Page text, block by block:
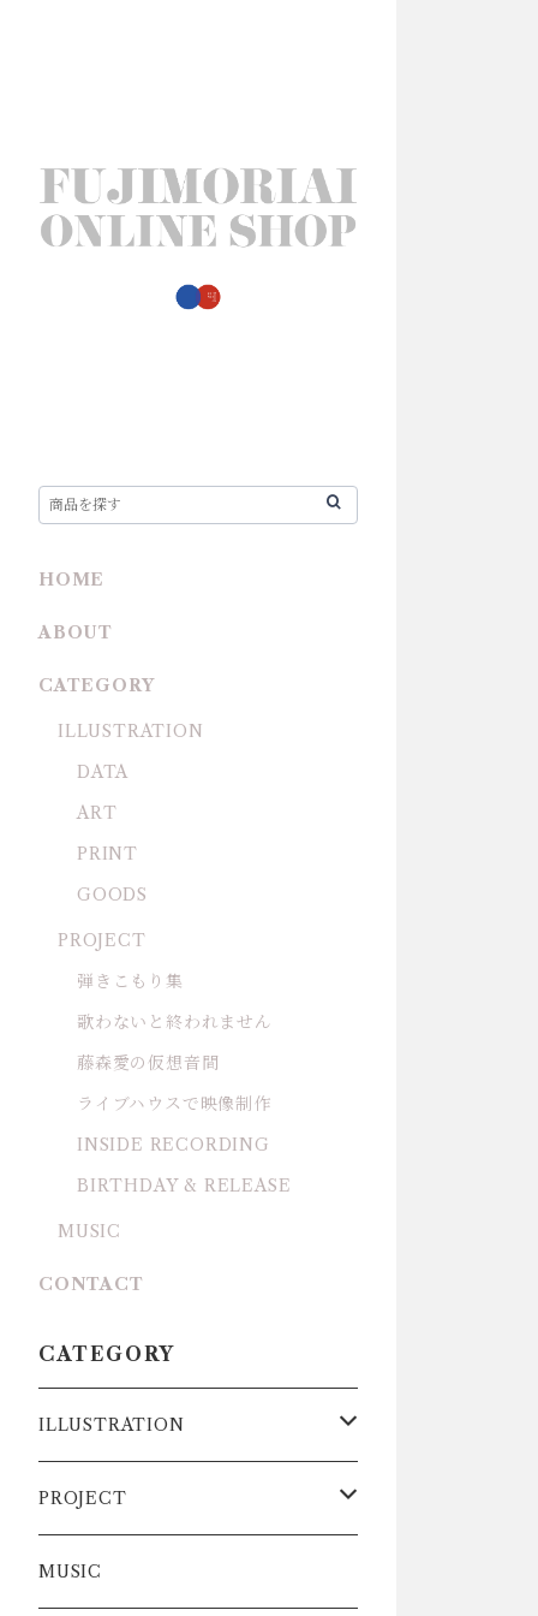
HOME
ABOUT
CATEGORY
ILLUSTRATION
DATA
ART
PRINT
GOODS
PROJECT
弾きこもり集
歌わないと終われません
藤森愛の仮想音間
ライブハウスで映像制作
INSIDE RECORDING
BIRTHDAY & RELEASE
MUSIC
CONTACT
CATEGORY
ILLUSTRATION
DATA
ART
PROJECT
弾きこもり集
MUSIC